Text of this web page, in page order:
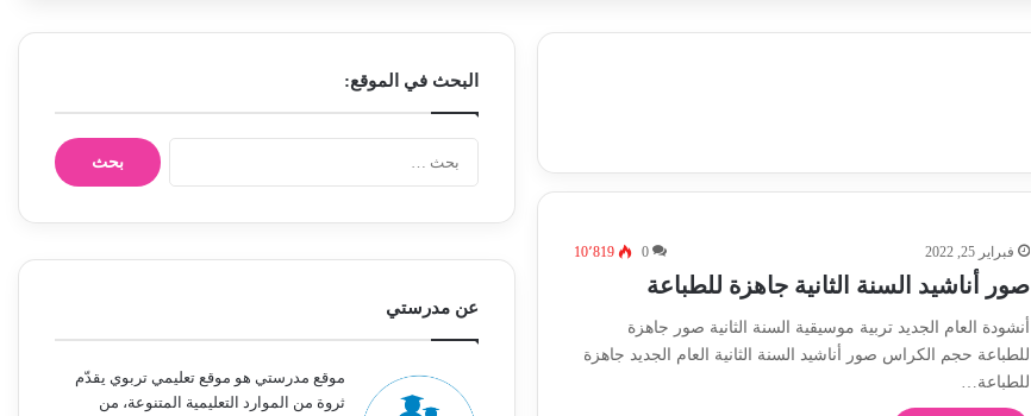
فبراير 25, 2022 0 10٬819
صور أناشيد السنة الثانية جاهزة للطباعة
أنشودة العام الجديد تربية موسيقية السنة الثانية صور جاهزة
للطباعة حجم الكراس صور أناشيد السنة الثانية العام الجديد جاهزة
للطباعة…
البحث في الموقع:
ح
عن مدرستي
موقع مدرستي هو موقع تعليمي تربوي يقدّم
ثروة من الموارد التعليمية المتنوعة، من